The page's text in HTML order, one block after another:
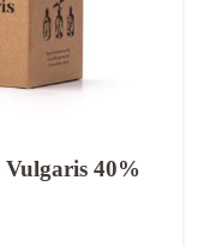
40%